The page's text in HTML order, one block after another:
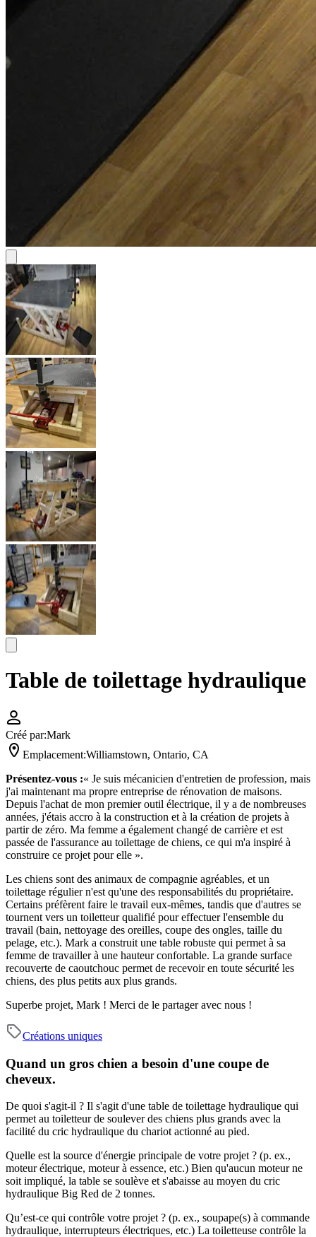
Table de toilettage hydraulique
Créé par:Mark
Emplacement:Williamstown, Ontario, CA
Présentez-vous :« Je suis mécanicien d'entretien de profession, mais
j'ai maintenant ma propre entreprise de rénovation de maisons.
Depuis l'achat de mon premier outil électrique, il y a de nombreuses
années, j'étais accro à la construction et à la création de projets à
partir de zéro. Ma femme a également changé de carrière et est
passée de l'assurance au toilettage de chiens, ce qui m'a inspiré à
construire ce projet pour elle ».
Les chiens sont des animaux de compagnie agréables, et un
toilettage régulier n'est qu'une des responsabilités du propriétaire.
Certains préfèrent faire le travail eux-mêmes, tandis que d'autres se
tournent vers un toiletteur qualifié pour effectuer l'ensemble du
travail (bain, nettoyage des oreilles, coupe des ongles, taille du
pelage, etc.). Mark a construit une table robuste qui permet à sa
femme de travailler à une hauteur confortable. La grande surface
recouverte de caoutchouc permet de recevoir en toute sécurité les
chiens, des plus petits aux plus grands.
Superbe projet, Mark ! Merci de le partager avec nous !
Créations uniques
Quand un gros chien a besoin d'une coupe de
cheveux.
De quoi s'agit-il ? Il s'agit d'une table de toilettage hydraulique qui
permet au toiletteur de soulever des chiens plus grands avec la
facilité du cric hydraulique du chariot actionné au pied.
Quelle est la source d'énergie principale de votre projet ? (p. ex.,
moteur électrique, moteur à essence, etc.) Bien qu'aucun moteur ne
soit impliqué, la table se soulève et s'abaisse au moyen du cric
hydraulique Big Red de 2 tonnes.
Qu’est-ce qui contrôle votre projet ? (p. ex., soupape(s) à commande
hydraulique, interrupteurs électriques, etc.) La toiletteuse contrôle la